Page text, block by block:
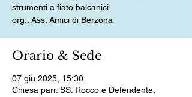
strumenti a fiato balcanici
org.: Ass. Amici di Berzona
Orario & Sede
07 giu 2025, 15:30
Chiesa parr. SS. Rocco e Defendente,